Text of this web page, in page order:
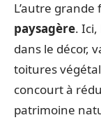
L’autre grande
paysagère.
dans le décor,
toitures
concourt à
patrimoine